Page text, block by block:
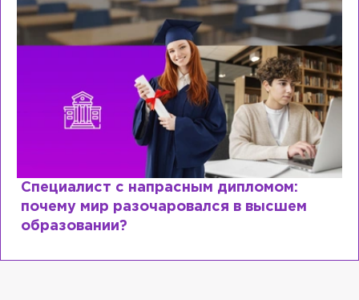
Специалист с напрасным дипломом:
почему мир разочаровался в высшем
образовании?